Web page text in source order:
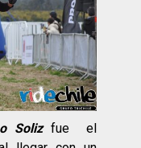
Solizfue el